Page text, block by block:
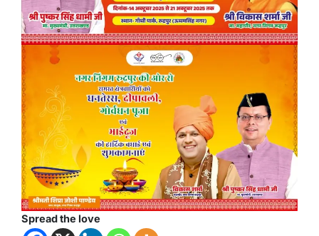
Spread the love